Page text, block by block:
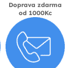
Doprava zdarma
od 1000Kc